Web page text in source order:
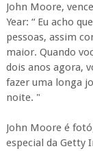
John Moore,
Year: “ Eu acho
pessoas, assim
maior. Quando
dois anos agora,
fazer uma longa
noite. "
John Moore é
especial da Getty